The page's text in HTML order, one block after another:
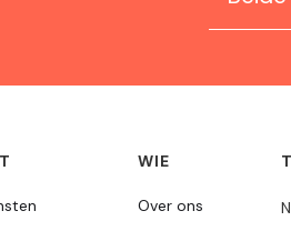
WIE
Over ons